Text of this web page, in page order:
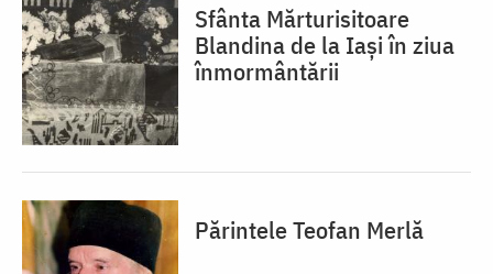
Sfânta Mărturisitoare
Blandina de la Iași în ziua
înmormântării
Părintele Teofan Merlă